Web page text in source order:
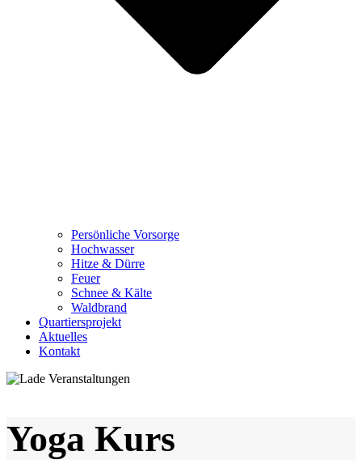
Persönliche Vorsorge
Hochwasser
Hitze & Dürre
Feuer
Schnee & Kälte
Waldbrand
Quartiersprojekt
Aktuelles
Kontakt
Yoga Kurs